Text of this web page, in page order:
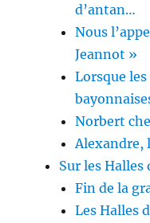
d’antan…
Nous
Jeannot »
Lorsque
Norbert
Alexandre,
Sur les Halles
Fin de la
Les Halles